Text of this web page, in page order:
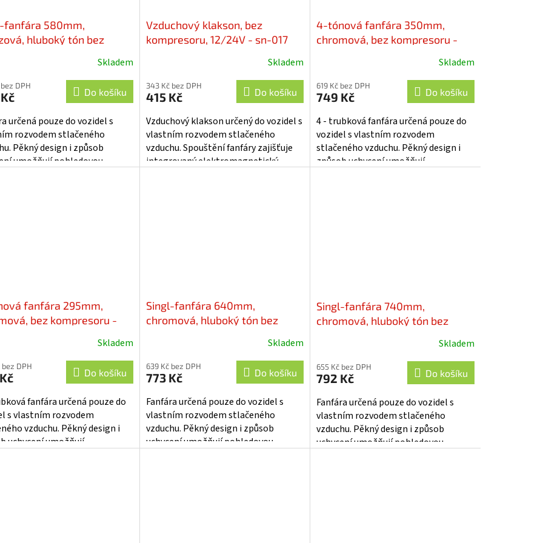
fanfára 580mm,
hluboký tón bez
Skladem
DPH
Do košíku
určená pouze do vozidel s
rozvodem stlačeného
Pěkný design i způsob
umožňují pohledovou
Vzduchový klakson, bez
kompresoru, 12/24V - sn-017
Skladem
343 Kč bez DPH
415 Kč Do košíku
Vzduchový klakson určený do vozidel s
vlastním rozvodem stlačeného
vzduchu. Spouštění fanfáry zajišťuje
integrovaný elektromagnetický
4-tónová fanfára 350mm,
chromová, bez kompresoru -
Skladem
619 Kč bez DPH
749 Kč Do košíku
4 - trubková fanfára určená pouze do
vozidel s vlastním rozvodem
stlačeného vzduchu. Pěkný design i
způsob uchycení umožňují
fanfára 295mm,
bez kompresoru -
Skladem
DPH
Do košíku
fanfára určená pouze do
s vlastním rozvodem
vzduchu. Pěkný design i
uchycení umožňují
Singl-fanfára 640mm,
chromová, hluboký tón bez
Skladem
639 Kč bez DPH
773 Kč Do košíku
Fanfára určená pouze do vozidel s
vlastním rozvodem stlačeného
vzduchu. Pěkný design i způsob
uchycení umožňují pohledovou
Singl-fanfára 740mm,
chromová, hluboký tón bez
Skladem
655 Kč bez DPH
792 Kč Do košíku
Fanfára určená pouze do vozidel s
vlastním rozvodem stlačeného
vzduchu. Pěkný design i způsob
uchycení umožňují pohledovou